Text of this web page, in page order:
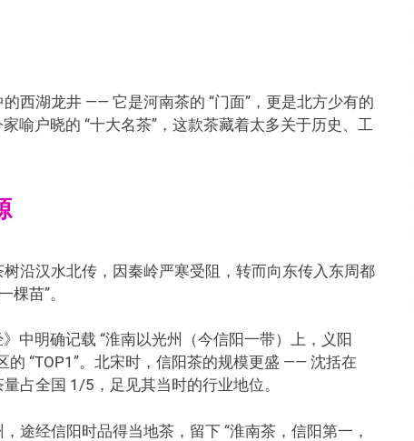
西湖龙井 —— 它是河南茶的 “门面”，更是北方少有的
喻户晓的 “十大名茶”，这款茶藏着太多关于历史、工
沿汉水北传，因秦岭严寒受阻，转而向东传入东周都
苗”。
中明确记载 “淮南以光州（今信阳一带）上，义阳
“TOP1”。北宋时，信阳茶的规模更盛 —— 沈括在
占全国 1/5，足见其当时的行业地位。
途经信阳时品得当地茶，留下 “淮南茶，信阳第一，